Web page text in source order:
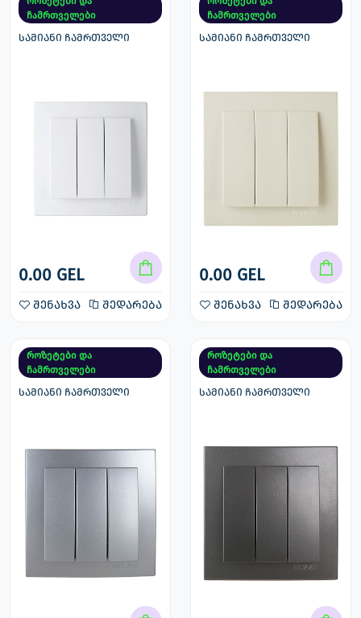
ჩამრთველები
სამიანი ჩამრთველი
0.00 GEL
შენახვა შედარება
ჩამრთველები
სამიანი ჩამრთველი
0.00 GEL
შენახვა შედარება
როზეტები და
ჩამრთველები
სამიანი ჩამრთველი
როზეტები და
ჩამრთველები
სამიანი ჩამრთველი